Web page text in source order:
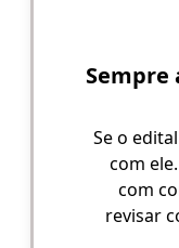
Sempre
Se o
com
com
revisar